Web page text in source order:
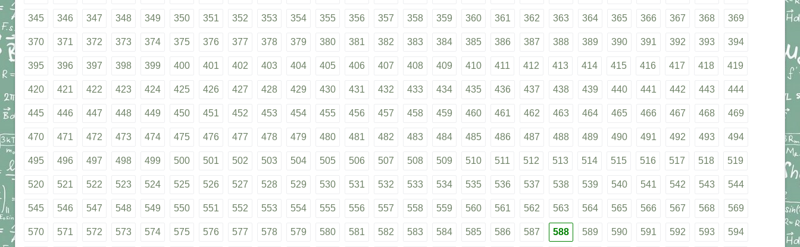
345 346 347 348 349 350 351 352 353 354 355 356 357 358 359 360 361 362 363 364 365 366 367 368 369
370 371 372 373 374 375 376 377 378 379 380 381 382 383 384 385 386 387 388 389 390 391 392 393 394
395 396 397 398 399 400 401 402 403 404 405 406 407 408 409 410 411 412 413 414 415 416 417 418 419
420 421 422 423 424 425 426 427 428 429 430 431 432 433 434 435 436 437 438 439 440 441 442 443 444
445 446 447 448 449 450 451 452 453 454 455 456 457 458 459 460 461 462 463 464 465 466 467 468 469
470 471 472 473 474 475 476 477 478 479 480 481 482 483 484 485 486 487 488 489 490 491 492 493 494
495 496 497 498 499 500 501 502 503 504 505 506 507 508 509 510 511 512 513 514 515 516 517 518 519
520 521 522 523 524 525 526 527 528 529 530 531 532 533 534 535 536 537 538 539 540 541 542 543 544
545 546 547 548 549 550 551 552 553 554 555 556 557 558 559 560 561 562 563 564 565 566 567 568 569
570 571 572 573 574 575 576 577 578 579 580 581 582 583 584 585 586 587 588 589 590 591 592 593 594